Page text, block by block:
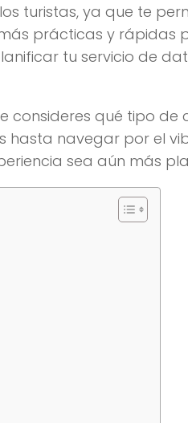
turistas, ya que te
prácticas y rápidas
tu servicio de
qué tipo de
hasta navegar por el
sea aún más